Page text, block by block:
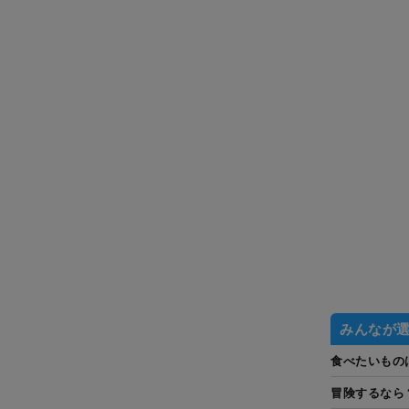
みんなが
食べたいもの
冒険するなら